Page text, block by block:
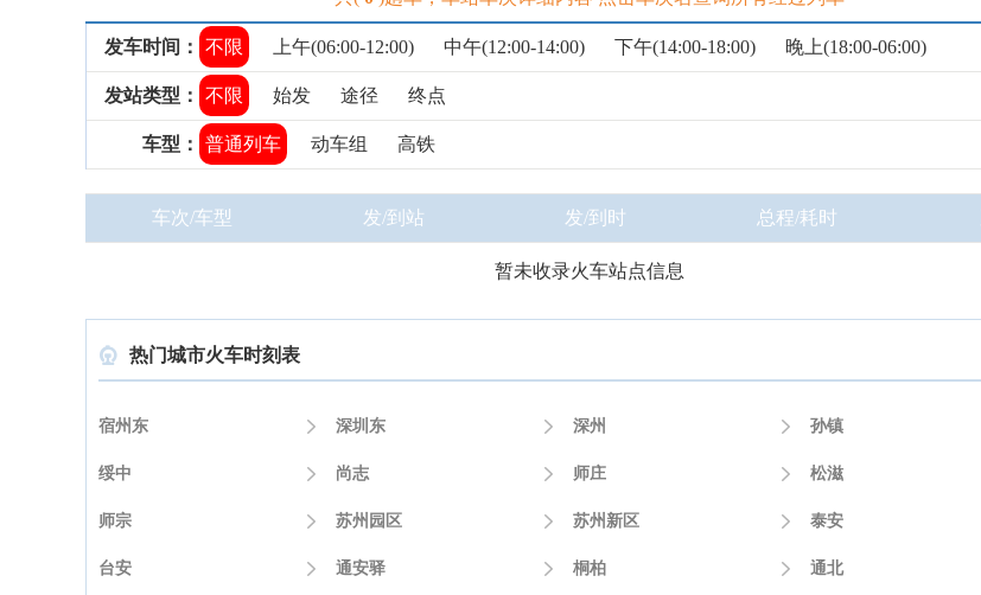
发车时间： 不限 上午(06:00-12:00) 中午(12:00-14:00) 下午(14:00-18:00) 晚上(18:00-06:00)
发站类型： 不限 始发 途径 终点
车型： 普通列车 动车组 高铁
车次/车型 发/到站 发/到时 总程/耗时
暂未收录火车站点信息
 热门城市火车时刻表
宿州东  深圳东  深州  孙镇
绥中  尚志  师庄  松滋
师宗  苏州园区  苏州新区  泰安
台安  通安驿  桐柏  通北